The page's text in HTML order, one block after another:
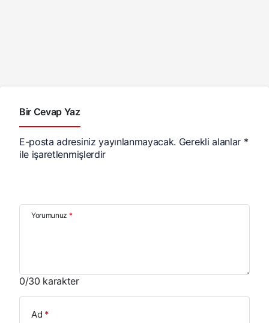
Bir Cevap Yaz
E-posta adresiniz yayınlanmayacak. Gerekli alanlar *
ile işaretlenmişlerdir
Yorumunuz *
0/30 karakter
Ad *